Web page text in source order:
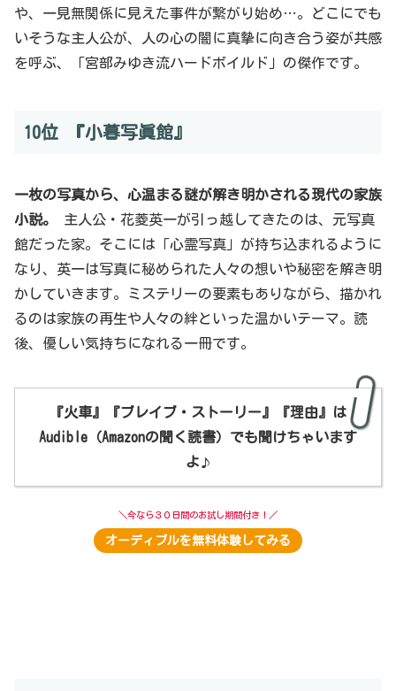
や、一見無関係に見えた事件が繋がり始め…。どこにでも
いそうな主人公が、人の心の闇に真摯に向き合う姿が共感
を呼ぶ、「宮部みゆき流ハードボイルド」の傑作です。
10位 『小暮写眞館』
一枚の写真から、心温まる謎が解き明かされる現代の家族
小説。
主人公・花菱英一が引っ越してきたのは、元写真
館だった家。そこには「心霊写真」が持ち込まれるように
なり、英一は写真に秘められた人々の想いや秘密を解き明
かしていきます。ミステリーの要素もありながら、描かれ
るのは家族の再生や人々の絆といった温かいテーマ。読
後、優しい気持ちになれる一冊です。
『火車』『ブレイブ・ストーリー』『理由』は
Audible（Amazonの聞く読書）でも聞けちゃいます
よ ♪
＼今なら３０日間のお試し期間付き！／
オーディブルを無料体験してみる